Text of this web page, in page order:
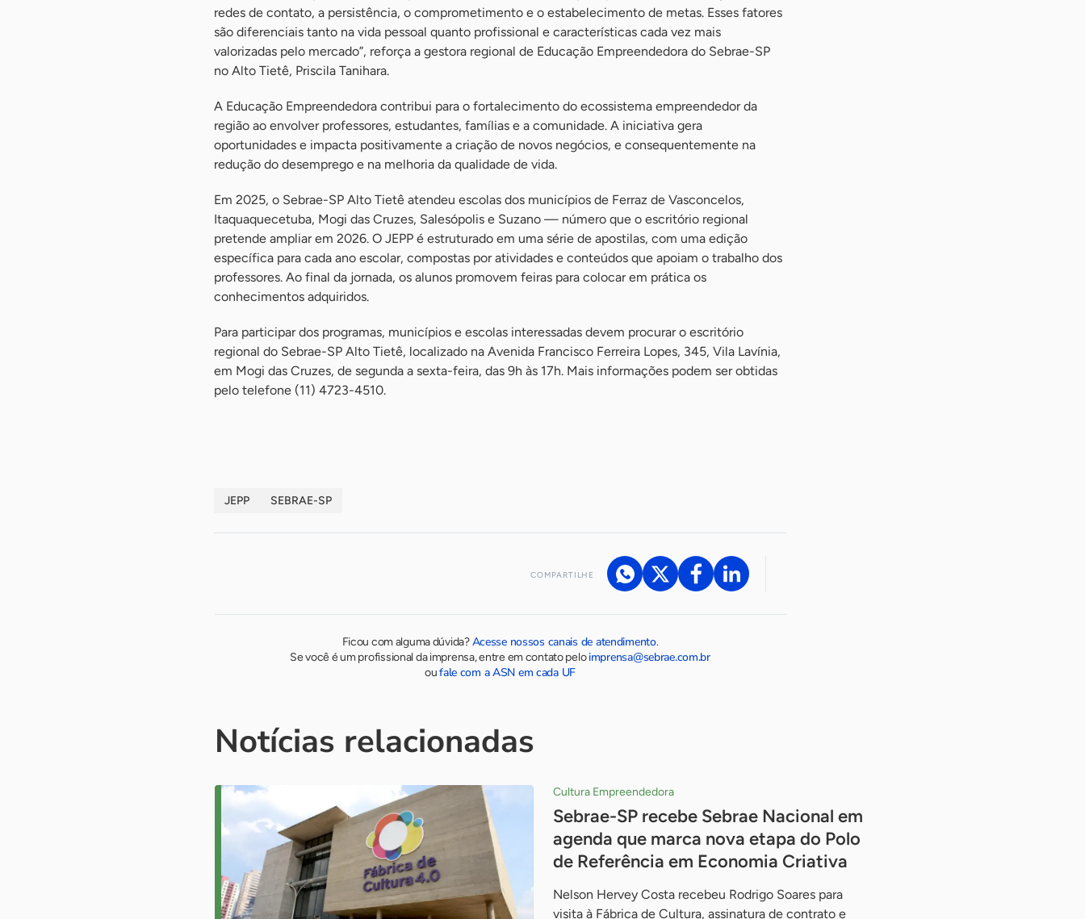
redes de contato, a persistência, o comprometimento e o estabelecimento de metas. Esses fatores
são diferenciais tanto na vida pessoal quanto profissional e características cada vez mais
valorizadas pelo mercado”, reforça a gestora regional de Educação Empreendedora do Sebrae-SP
no Alto Tietê, Priscila Tanihara.
A Educação Empreendedora contribui para o fortalecimento do ecossistema empreendedor da
região ao envolver professores, estudantes, famílias e a comunidade. A iniciativa gera
oportunidades e impacta positivamente a criação de novos negócios, e consequentemente na
redução do desemprego e na melhoria da qualidade de vida.
Em 2025, o Sebrae-SP Alto Tietê atendeu escolas dos municípios de Ferraz de Vasconcelos,
Itaquaquecetuba, Mogi das Cruzes, Salesópolis e Suzano — número que o escritório regional
pretende ampliar em 2026. O JEPP é estruturado em uma série de apostilas, com uma edição
específica para cada ano escolar, compostas por atividades e conteúdos que apoiam o trabalho dos
professores. Ao final da jornada, os alunos promovem feiras para colocar em prática os
conhecimentos adquiridos.
Para participar dos programas, municípios e escolas interessadas devem procurar o escritório
regional do Sebrae-SP Alto Tietê, localizado na Avenida Francisco Ferreira Lopes, 345, Vila Lavínia,
em Mogi das Cruzes, de segunda a sexta-feira, das 9h às 17h. Mais informações podem ser obtidas
pelo telefone (11) 4723-4510.
JEPP SEBRAE-SP
COMPARTILHE
Ficou com alguma dúvida?Acesse nossos canais de atendimento.
Se você é um profissional da imprensa, entre em contato peloimprensa@sebrae.com.br
oufale com a ASN em cada UF
Notícias relacionadas
Cultura Empreendedora
Sebrae-SP recebe Sebrae Nacional em
agenda que marca nova etapa do Polo
de Referência em Economia Criativa
Nelson Hervey Costa recebeu Rodrigo Soares para
visita à Fábrica de Cultura, assinatura de contrato e